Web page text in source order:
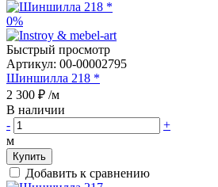
0%
Быстрый просмотр
Артикул: 00-00002795
Шиншилла 218 *
2 300 ₽ /м
В наличии
-
+
м
Купить
Добавить к сравнению